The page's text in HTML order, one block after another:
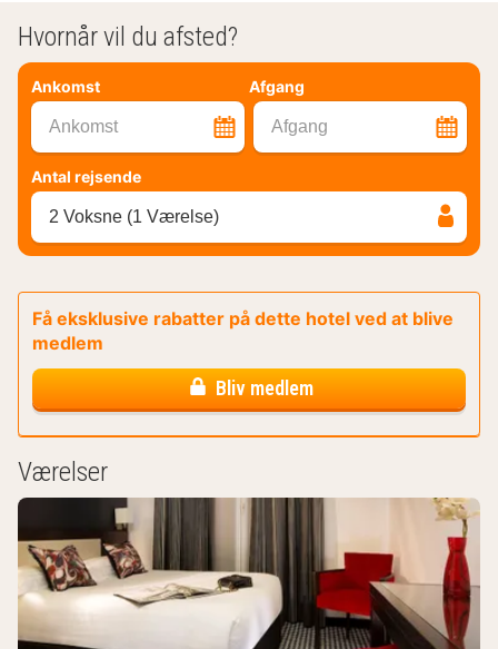
Hvornår vil du afsted?
Ankomst Afgang
Ankomst Afgang
Antal rejsende
2 Voksne (1 Værelse)
Få eksklusive rabatter på dette hotel ved at blive
medlem
Bliv medlem
Værelser